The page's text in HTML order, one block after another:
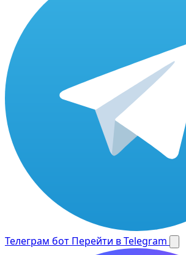
Телеграм бот Перейти в Telegram